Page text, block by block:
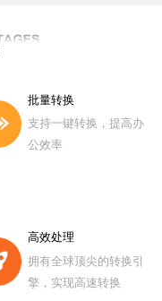
批量转换
支持一键转换，提高办
公效率
高效处理
拥有全球顶尖的转换引
擎，实现高速转换